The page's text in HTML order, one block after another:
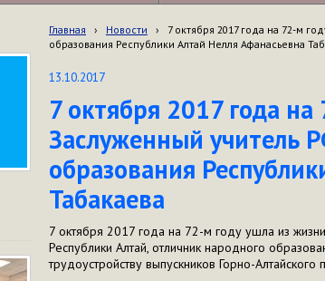
Главная › Новости ›
7 октября 2017 года на 72-м
образования Республики Алтай Нелля Афанасьевна
13.10.2017
7 октября 2017 года
Заслуженный учитель
образования
Табакаева
7 октября 2017 года на 72-м году ушла из
Республики Алтай, отличник народного
трудоустройству выпускников Горно-